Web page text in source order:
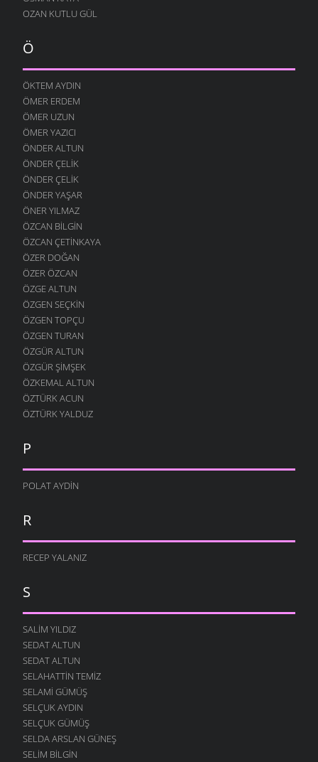
OZAN KUTLU GÜL
Ö
ÖKTEM AYDIN
ÖMER ERDEM
ÖMER UZUN
ÖMER YAZICI
ÖNDER ALTUN
ÖNDER ÇELIK
ÖNDER ÇELIK
ÖNDER YAŞAR
ÖNER YILMAZ
ÖZCAN BILGIN
ÖZCAN ÇETINKAYA
ÖZER DOĞAN
ÖZER ÖZCAN
ÖZGE ALTUN
ÖZGEN SEÇKIN
ÖZGEN TOPÇU
ÖZGEN TURAN
ÖZGÜR ALTUN
ÖZGÜR ŞIMŞEK
ÖZKEMAL ALTUN
ÖZTÜRK ACUN
ÖZTÜRK YALDUZ
P
POLAT AYDIN
R
RECEP YALANIZ
S
SALIM YILDIZ
SEDAT ALTUN
SEDAT ALTUN
SELAHATTIN TEMIZ
SELAMI GÜMÜŞ
SELÇUK AYDIN
SELÇUK GÜMÜŞ
SELDA ARSLAN GÜNEŞ
SELIM BILGIN